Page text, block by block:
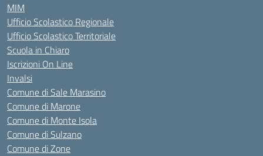
MIM
Ufficio Scolastico Regionale
Ufficio Scolastico Territoriale
Scuola in Chiaro
Iscrizioni On Line
Invalsi
Comune di Sale Marasino
Comune di Marone
Comune di Monte Isola
Comune di Sulzano
Comune di Zone